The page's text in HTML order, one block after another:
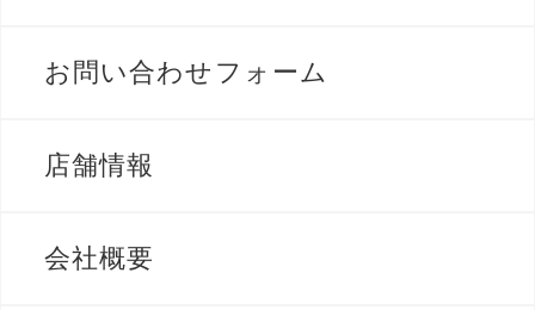
お問い合わせフォーム
店舗情報
会社概要